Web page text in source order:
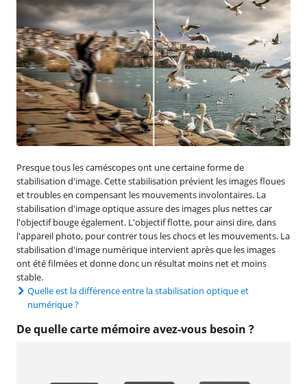
Presque tous les caméscopes ont une certaine forme de
stabilisation d'image. Cette stabilisation prévient les images floues
et troubles en compensant les mouvements involontaires. La
stabilisation d'image optique assure des images plus nettes car
l'objectif bouge également. L'objectif flotte, pour ainsi dire, dans
l'appareil photo, pour contrer tous les chocs et les mouvements. La
stabilisation d'image numérique intervient après que les images
ont été filmées et donne donc un résultat moins net et moins
stable.
Quelle est la différence entre la stabilisation optique et
numérique ?
De quelle carte mémoire avez-vous besoin ?